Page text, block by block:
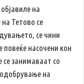
на
Тетово се
се чини
насочени кон
занимаваат со
на